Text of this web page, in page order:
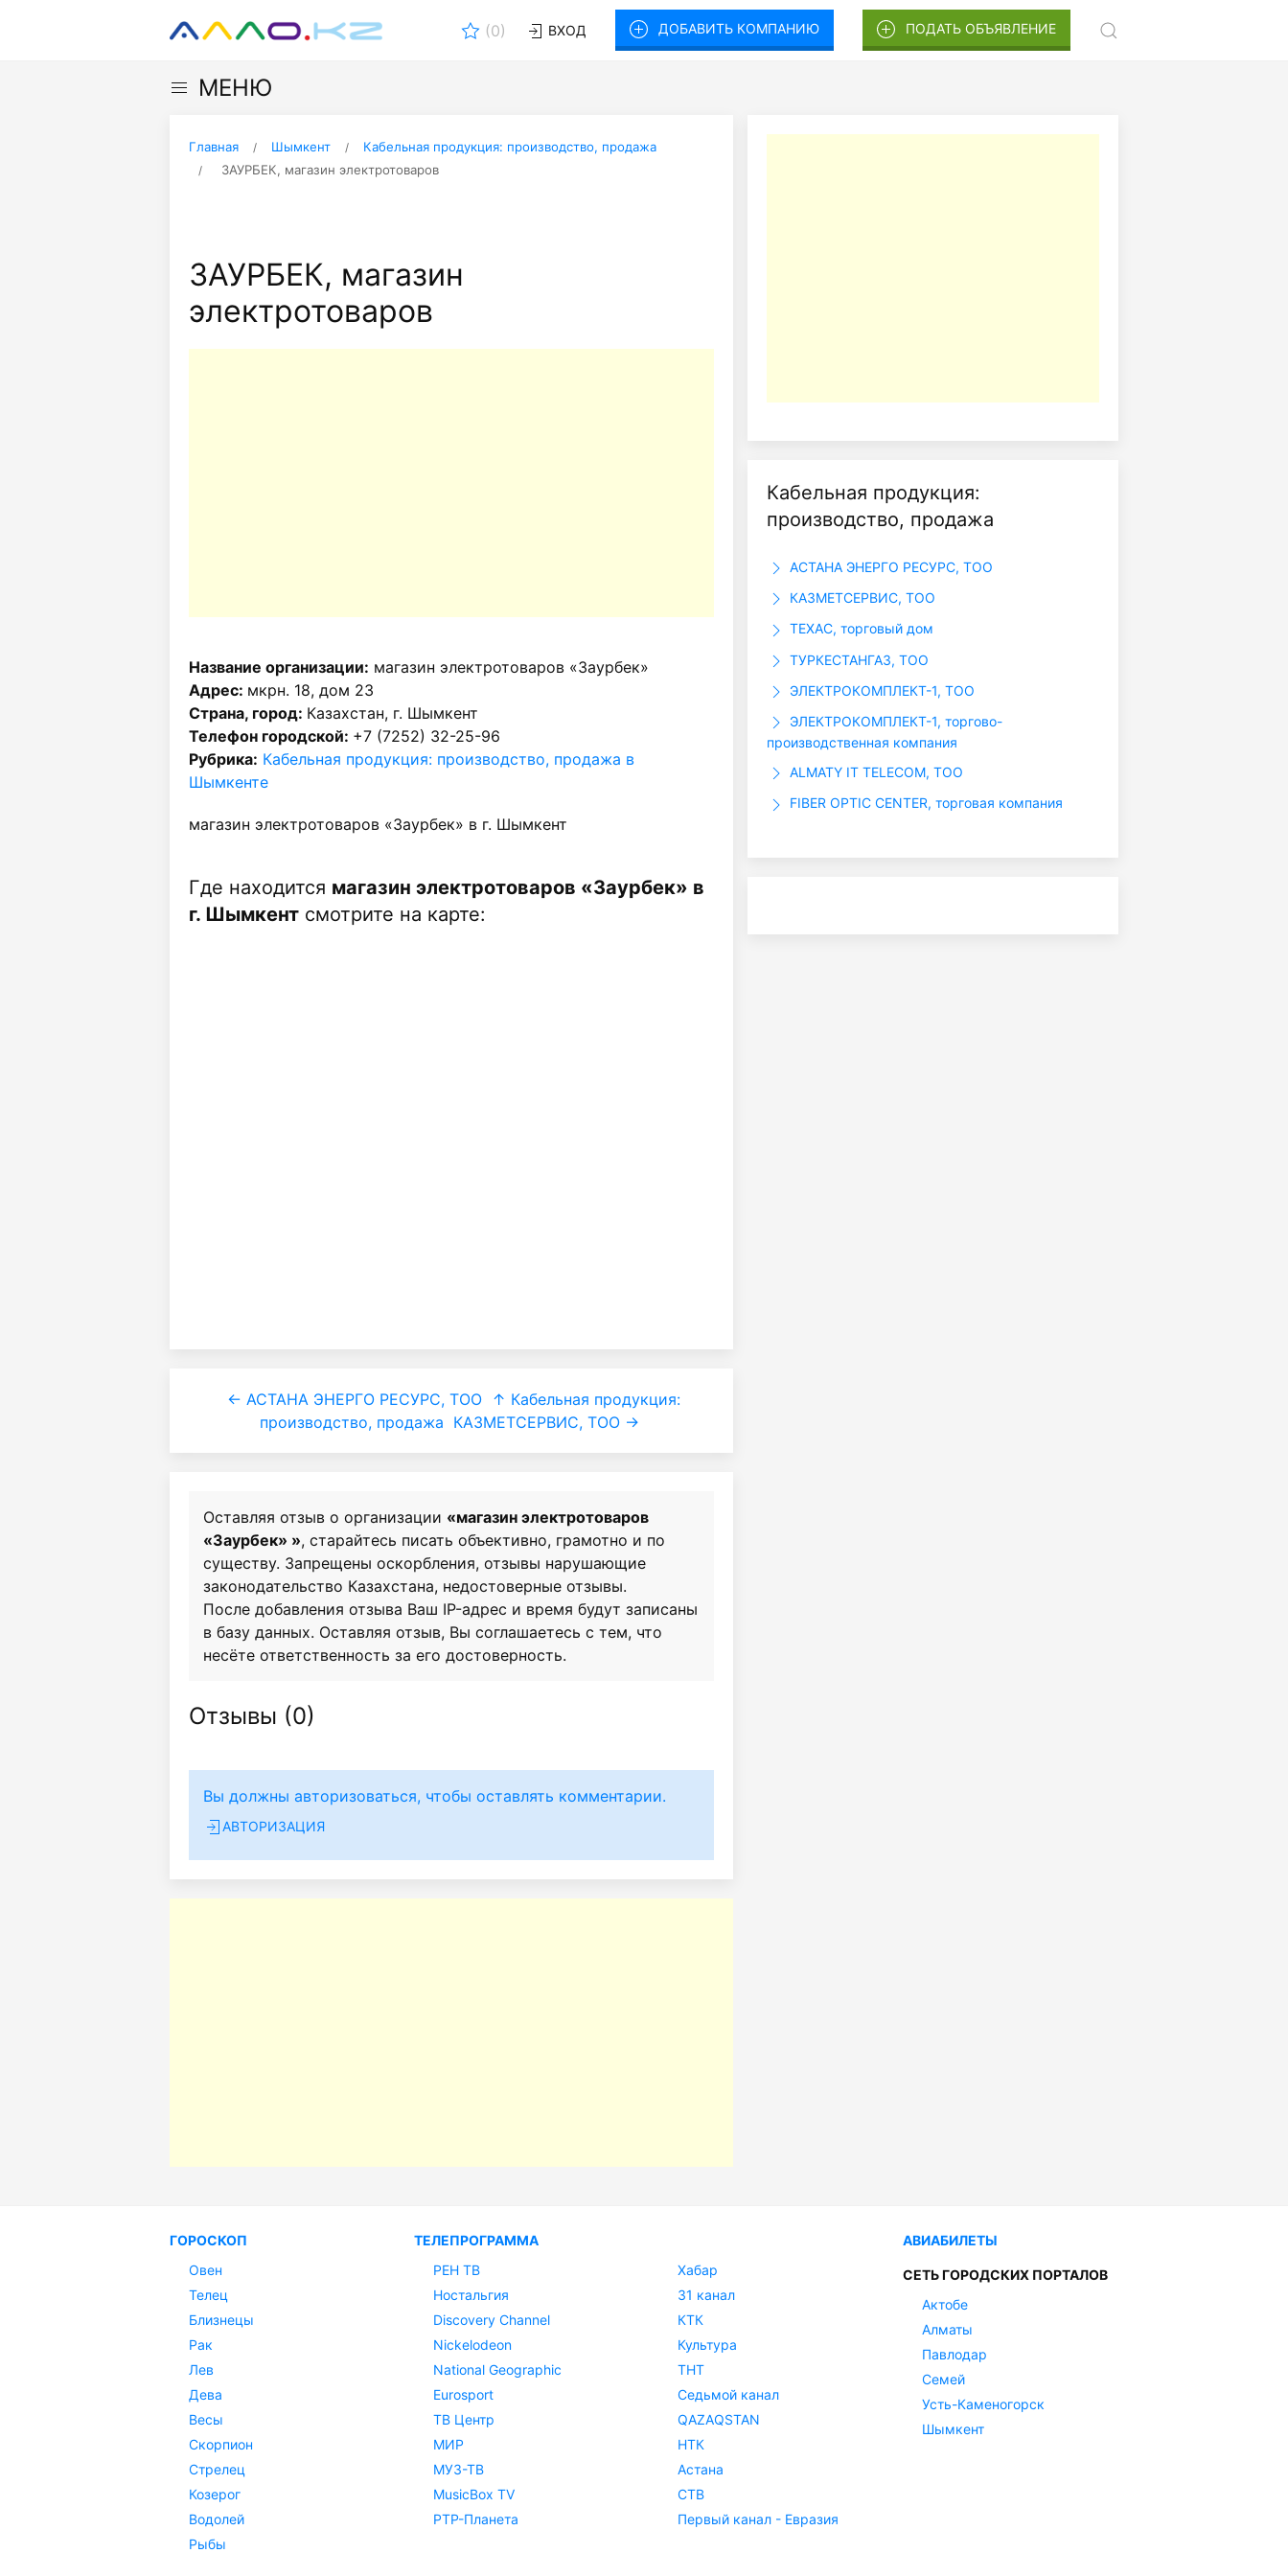
(0) ВХОД ДОБАВИТЬ КОМПАНИЮ ПОДАТЬ ОБЪЯВЛЕНИЕ
МЕНЮ
Главная Шымкент
Кабельная продукция: производство, продажа
ЗАУРБЕК, магазин электротоваров
ЗАУРБЕК, магазин
электротоваров
Название организации: магазин электротоваров «Заурбек»
Адрес: мкрн. 18, дом 23
Страна, город: Казахстан, г. Шымкент
Телефон городской: +7 (7252) 32-25-96
Рубрика: Кабельная продукция: производство, продажа в
Шымкенте
магазин электротоваров «Заурбек» в г. Шымкент
Где находится магазин электротоваров «Заурбек» в
г. Шымкент смотрите на карте:
← АСТАНА ЭНЕРГО РЕСУРС, ТОО ↑ Кабельная продукция:
производство, продажа КАЗМЕТСЕРВИС, ТОО →
Оставляя отзыв о организации «магазин электротоваров
«Заурбек» », старайтесь писать объективно, грамотно и по
существу. Запрещены оскорбления, отзывы нарушающие
законодательство Казахстана, недостоверные отзывы.
После добавления отзыва Ваш IP-адрес и время будут записаны
в базу данных. Оставляя отзыв, Вы соглашаетесь с тем, что
несёте ответственность за его достоверность.
Отзывы (0)
Вы должны авторизоваться, чтобы оставлять комментарии.
АВТОРИЗАЦИЯ
Кабельная продукция:
производство, продажа
АСТАНА ЭНЕРГО РЕСУРС, ТОО
КАЗМЕТСЕРВИС, ТОО
ТЕХАС, торговый дом
ТУРКЕСТАНГАЗ, ТОО
ЭЛЕКТРОКОМПЛЕКТ-1, ТОО
ЭЛЕКТРОКОМПЛЕКТ-1, торгово-
производственная компания
ALMATY IT TELECOM, ТОО
FIBER OPTIC CENTER, торговая компания
ГОРОСКОП
Овен
Телец
Близнецы
Рак
Лев
Дева
Весы
Скорпион
Стрелец
Козерог
Водолей
Рыбы
ТЕЛЕПРОГРАММА
РЕН ТВ
Ностальгия
Discovery Channel
Nickelodeon
National Geographic
Eurosport
ТВ Центр
МИР
МУЗ-ТВ
MusicBox TV
РТР-Планета
Хабар
31 канал
КТК
Культура
ТНТ
Седьмой канал
QAZAQSTAN
НТК
Астана
СТВ
Первый канал - Евразия
АВИАБИЛЕТЫ
СЕТЬ ГОРОДСКИХ ПОРТАЛОВ
Актобе
Алматы
Павлодар
Семей
Усть-Каменогорск
Шымкент